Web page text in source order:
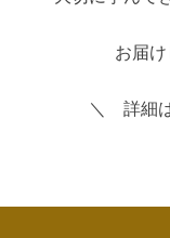
お届
＼ 詳細